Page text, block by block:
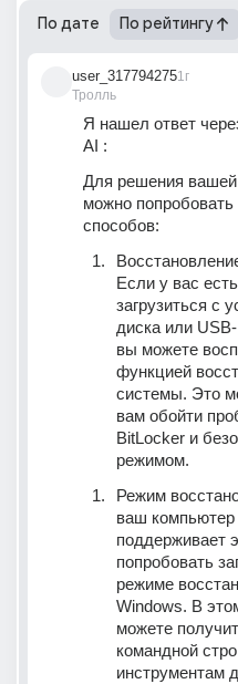
По дате По рейтингу
user_317794275
Тролль
1г
Я нашел ответ
AI :
Для решения
можно попробовать
способов:
Если у вас
загрузиться с
диска или
вы можете
функцией
системы. Это
вам обойти
BitLocker и
режимом.
Режим
ваш компьютер
поддерживает
попробовать
режиме
Windows. В
можете
командной
инструментам